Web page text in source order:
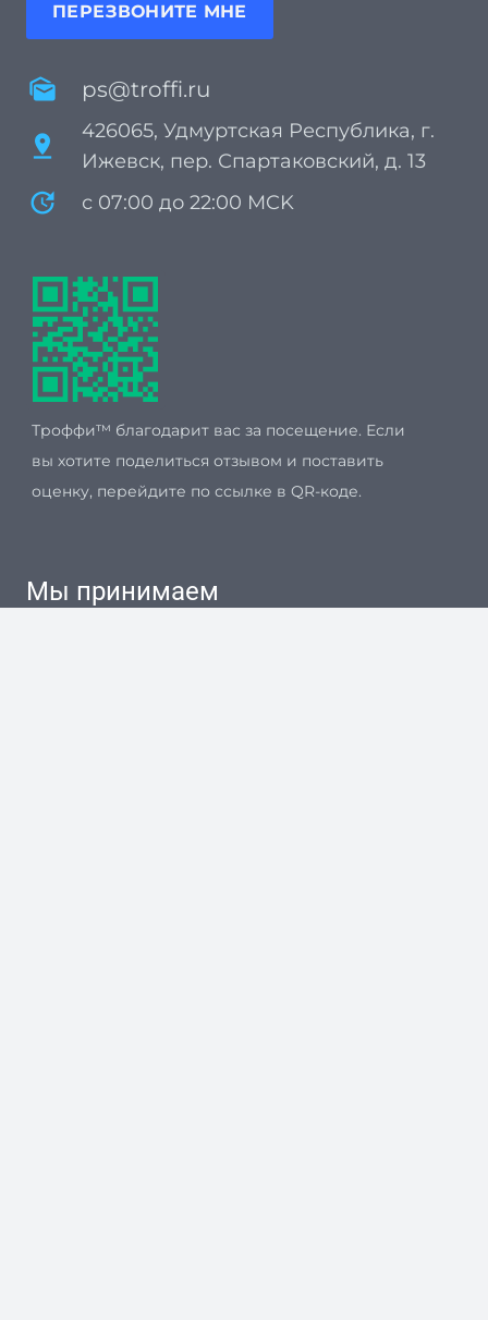
ПЕРЕЗВОНИТЕ МНЕ
mark_as_unread ps@troffi.ru
pin_drop
426065, Удмуртская Республика, г.
Ижевск, пер. Спартаковский, д. 13
update с 07:00 до 22:00 MCK
Троффи™ благодарит вас за посещение. Если
вы хотите поделиться отзывом и поставить
оценку, перейдите по ссылке в QR-коде.
Мы принимаем